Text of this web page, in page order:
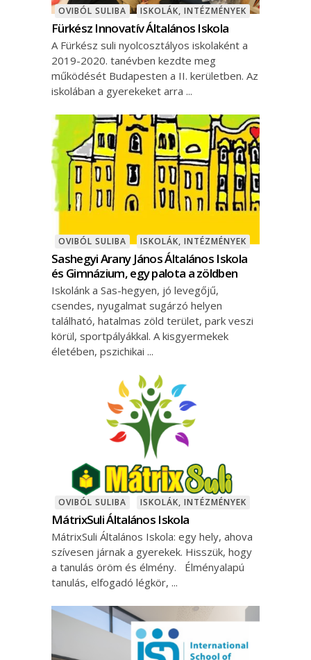
OVIBÓL SULIBA ISKOLÁK, INTÉZMÉNYEK
Fürkész Innovatív Általános Iskola
A Fürkész suli nyolcosztályos iskolaként a
2019-2020. tanévben kezdte meg
működését Budapesten a II. kerületben. Az
iskolában a gyerekeket arra
OVIBÓL SULIBA ISKOLÁK, INTÉZMÉNYEK
Sashegyi Arany János Általános Iskola
és Gimnázium, egy palota a zöldben
Iskolánk a Sas-hegyen, jó levegőjű,
csendes, nyugalmat sugárzó helyen
található, hatalmas zöld terület, park veszi
körül, sportpályákkal. A kisgyermekek
életében, pszichikai
OVIBÓL SULIBA ISKOLÁK, INTÉZMÉNYEK
MátrixSuli Általános Iskola
MátrixSuli Általános Iskola: egy hely, ahova
szívesen járnak a gyerekek. Hisszük, hogy
a tanulás öröm és élmény. Élményalapú
tanulás, elfogadó légkör,